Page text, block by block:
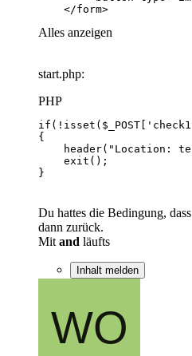
    </form>
Alles anzeigen
start.php:
PHP
}
Du hattes die Bedingung,
dann zurück.
Mit and läufts
Inhalt melden